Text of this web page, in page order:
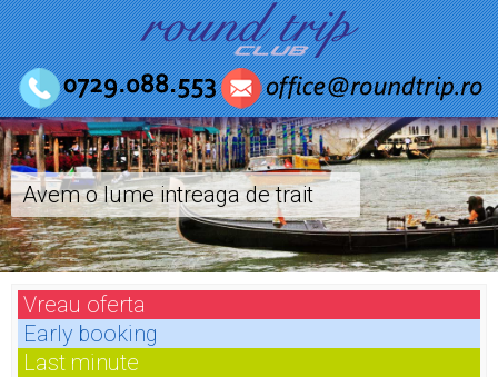
Avem o lume intreaga de trait
Vreau oferta
Early booking
Last minute